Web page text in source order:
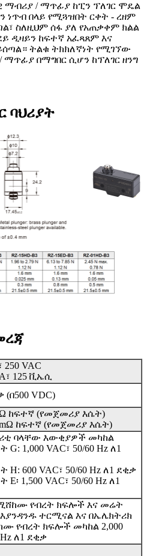
ማብሪያ / ማጥፊያ ከፒን ፕለገር ሞዴል
ነጥብ በላይ የሚጓዝበት ርቀት - ረዘም
ስለዚህም ሰፋ ያለ የአጠቃቀም ክልል
ዲዛይን ከፍተኛ አፈጻጸም እና
ትልቁ ትክክለኛነት የሚገኘው
ማጥፊያ በማግበር ሲሆን ከፕለገር ዘንግ
ባህሪያት
250 VAC
125 ቪኤሲ
(በ500 VDC)
ከፍተኛ (የመጀመሪያ እሴት)
mΩ ከፍተኛ (የመጀመሪያ እሴት)
ባላቸው እውቂያዎች መካከል
1,000 VAC፣ 50/60 Hz ለ1
H: 600 VAC፣ 50/60 Hz ለ1 ደቂቃ
1,500 VAC፣ 50/60 Hz ለ1
የብረት ክፍሎች እና መሬት
ተርሚናል እና በኤሌክትሪክ
የብረት ክፍሎች መካከል 2,000
Hz ለ1 ደቂቃ